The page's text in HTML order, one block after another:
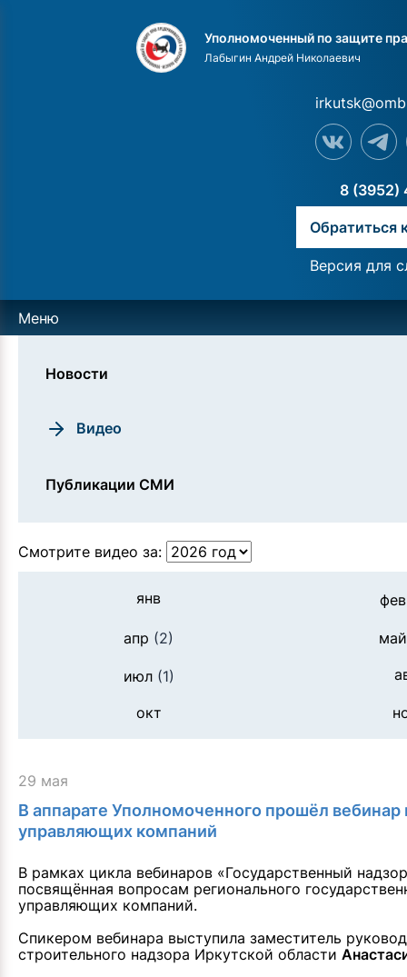
Уполномоченный по защите
Лабыгин Андрей Николаевич
8 (3952)
Обратиться
Версия для
Меню
Новости
Видео
Публикации СМИ
Смотрите видео за:
янв фев
апр (2) май
июл(1)
окт
29 мая
В аппарате Уполномоченного прошёл
управляющих компаний
В рамках цикла вебинаров «Государственный
посвящённая вопросам регионального
управляющих компаний.
Спикером вебинара выступила заместитель
строительного надзора Иркутской области